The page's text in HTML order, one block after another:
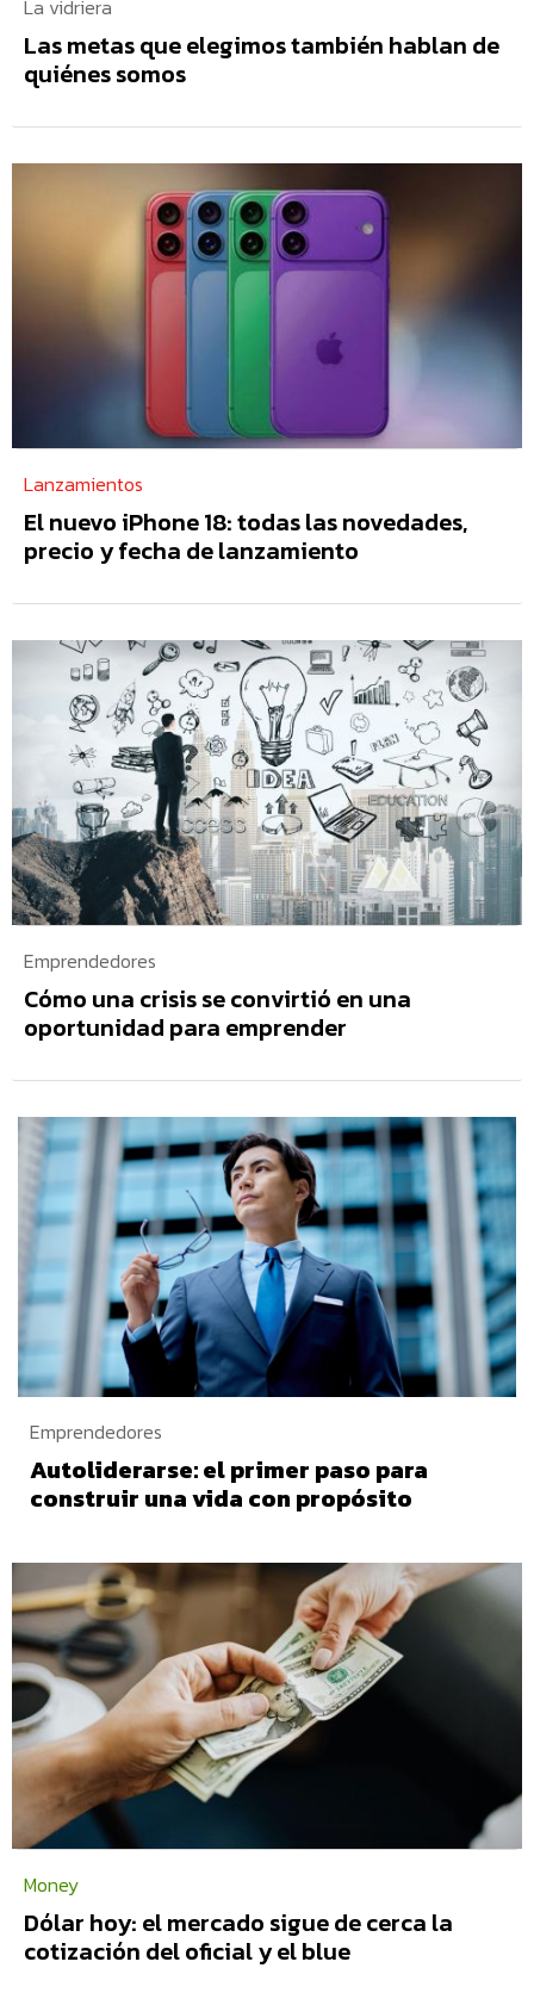
La vidriera
Las metas que elegimos también hablan de
quiénes somos
Lanzamientos
El nuevo iPhone 18: todas las novedades,
precio y fecha de lanzamiento
Emprendedores
Cómo una crisis se convirtió en una
oportunidad para emprender
Emprendedores
Autoliderarse: el primer paso para
construir una vida con propósito
Money
Dólar hoy: el mercado sigue de cerca la
cotización del oficial y el blue